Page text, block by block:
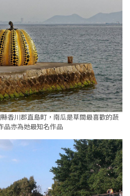
香川郡直島町，南瓜是草間最喜歡的蔬
品亦為她最知名作品